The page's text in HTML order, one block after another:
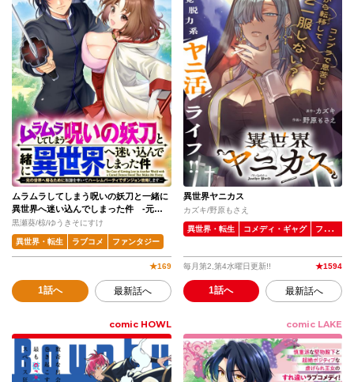
ムラムラしてしまう呪いの妖刀と一緒に
異世界へ迷い込んでしまった件 -元の
世界へ帰るために奴隷を率いてハーレム
パーティでダンジョン攻略します-
黒瀬葵/椋/ゆうきそにすけ
異世界・転生 ラブコメ ファンタジー
★169
1話へ 最新話へ
異世界ヤニカス
カズキ/野原もさえ
異世界・転生 コメディ・ギャグ ファンタジー
毎月第2,第4水曜日更新!! ★1594
1話へ 最新話へ
comic HOWL comic LAKE